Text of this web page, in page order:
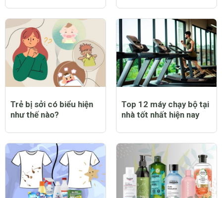
Trẻ bị sởi có biểu hiện
như thế nào?
Top 12 máy chạy bộ tại
nhà tốt nhất hiện nay